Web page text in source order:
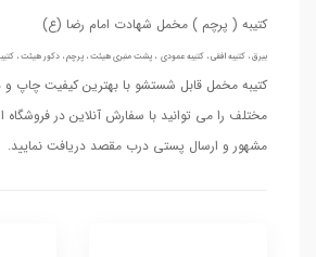
کتیبه ( پرچم ) مخمل شهادت امام رضا (ع)
بیرق ، کتیبه افقی ، کتیبه عمودی ، پشت منبری هیئت ، پرچم ، دکور هیئت ،
کتیبه مخمل قابل شستشو با بهترین کیفیت چاپ
مختلف را می توانید با سفارش آنلاین در فروشگاه
مشهور و ارسال پستی درب مقصد دریافت نمایید.